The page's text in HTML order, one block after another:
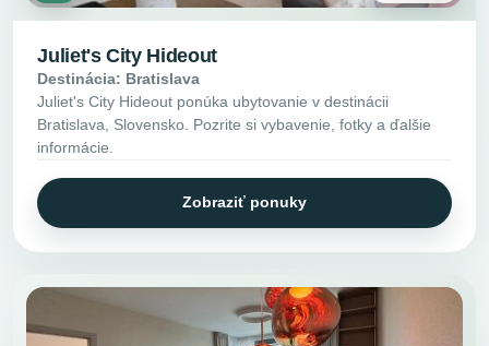
Juliet's City Hideout
Destinácia: Bratislava
Juliet's City Hideout ponúka ubytovanie v destinácii
Bratislava, Slovensko. Pozrite si vybavenie, fotky a ďalšie
informácie.
Zobraziť ponuky